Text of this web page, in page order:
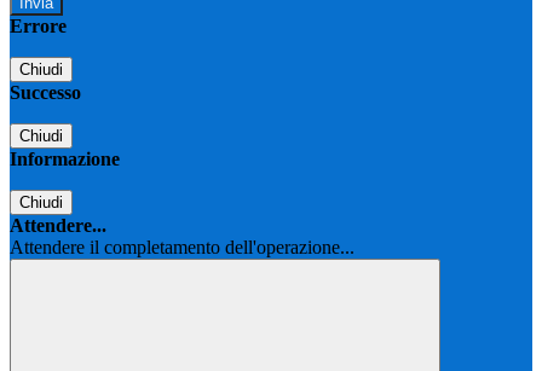
Errore
Chiudi
Successo
Chiudi
Informazione
Chiudi
Attendere...
Attendere il completamento dell'operazione...